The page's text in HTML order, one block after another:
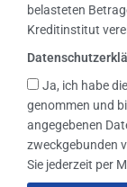
belasteten
Kreditinstitut
Ja, ich habe die
genommen und
angegebenen
zweckgebunden
Sie jederzeit per